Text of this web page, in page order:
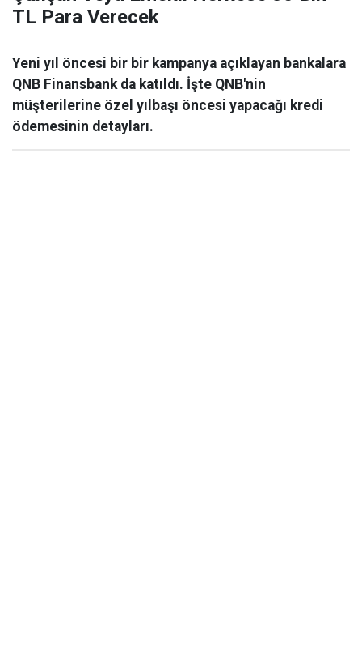
TL Para Verecek
Yeni yıl öncesi bir bir kampanya açıklayan bankalara
QNB Finansbank da katıldı. İşte QNB'nin
müşterilerine özel yılbaşı öncesi yapacağı kredi
ödemesinin detayları.